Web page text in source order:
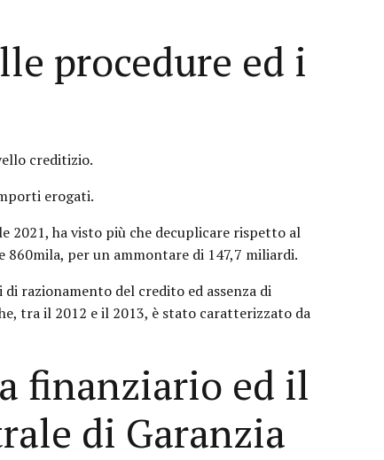
procedure ed i
creditizio.
erogati.
2021, ha visto più che decuplicare rispetto al
860mila, per un ammontare di 147,7 miliardi.
razionamento del credito ed assenza di
tra il 2012 e il 2013, è stato caratterizzato da
finanziario ed il
di Garanzia